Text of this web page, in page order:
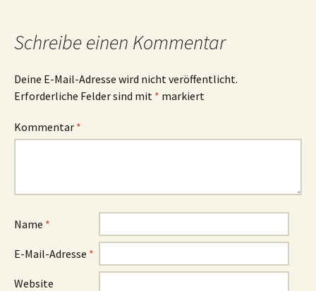
Schreibe einen Kommentar
Deine E-Mail-Adresse wird nicht veröffentlicht.
Erforderliche Felder sind mit * markiert
Kommentar *
Name *
E-Mail-Adresse *
Website